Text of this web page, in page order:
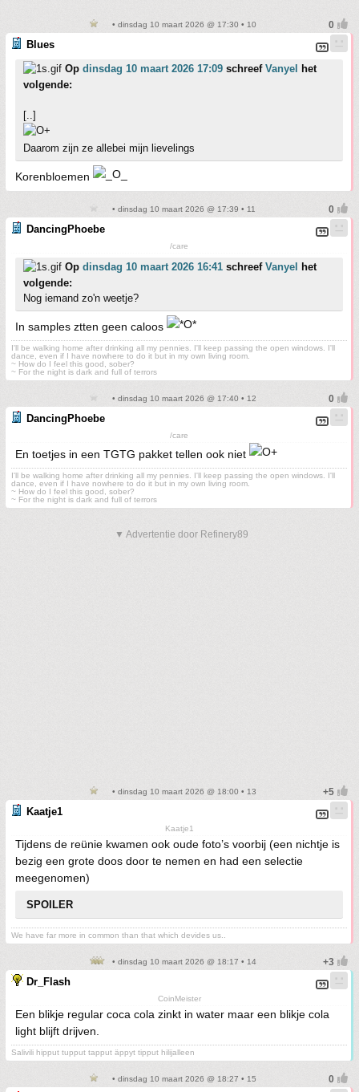
• dinsdag 10 maart 2026 @ 17:30 • 10
Blues
Op dinsdag 10 maart 2026 17:09 schreef Vanyel
het
volgende:
[..]
Daarom zijn ze allebei mijn lievelings
Korenbloemen
• dinsdag 10 maart 2026 @ 17:39 • 11
DancingPhoebe
/care
Op dinsdag 10 maart 2026 16:41 schreef Vanyel
het
volgende:
Nog iemand zo'n weetje?
In samples ztten geen caloos
I'll be walking home after drinking all my pennies. I'll keep passing the open windows. I'll
dance, even if I have nowhere to do it but in my own living room.
~ How do I feel this good, sober?
~ For the night is dark and full of terrors
• dinsdag 10 maart 2026 @ 17:40 • 12
DancingPhoebe
/care
En toetjes in een TGTG pakket tellen ook niet
I'll be walking home after drinking all my pennies. I'll keep passing the open windows. I'll
dance, even if I have nowhere to do it but in my own living room.
~ How do I feel this good, sober?
~ For the night is dark and full of terrors
▼ Advertentie door Refinery89
• dinsdag 10 maart 2026 @ 18:00 • 13
Kaatje1
Kaatje1
Tijdens de reünie kwamen ook oude foto’s voorbij (een nichtje is
bezig een grote doos door te nemen en had een selectie
meegenomen)
SPOILER
We have far more in common than that which devides us..
• dinsdag 10 maart 2026 @ 18:17 • 14
Dr_Flash
CoinMeister
Een blikje regular coca cola zinkt in water maar een blikje cola
light blijft drijven.
Salivili hipput tupput tapput äppyt tipput hilijalleen
• dinsdag 10 maart 2026 @ 18:27 • 15